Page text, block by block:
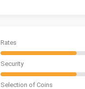
Rates
Security
Selection of Coins